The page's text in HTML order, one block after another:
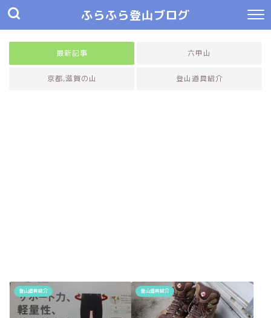
ふらふら登山ブログ
最新記事 六甲山
京都,滋賀の山 登山道具紹介
登山道具紹介 登山道具紹介